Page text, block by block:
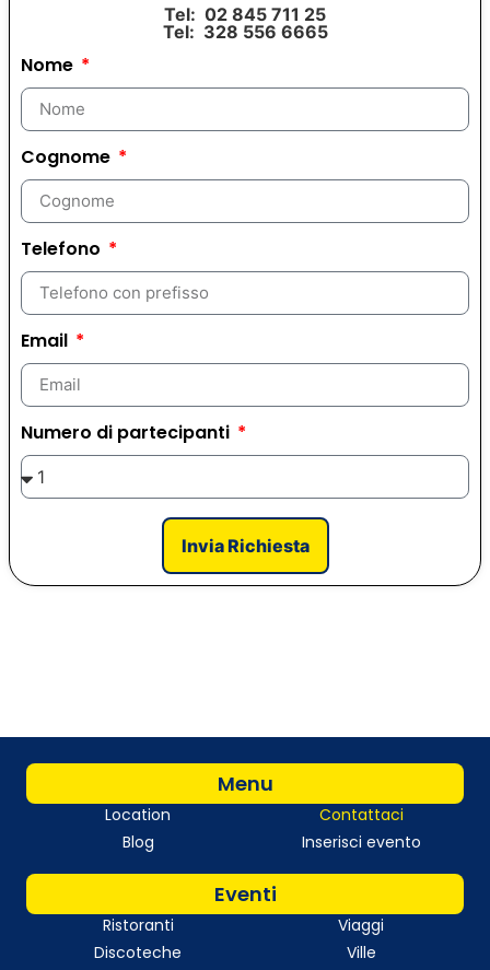
Tel: 02 845 711 25
Tel: 328 556 6665
Nome
Cognome
Telefono
Email
Numero di partecipanti
Invia Richiesta
Menu
Location
Blog
Contattaci
Inserisci evento
Eventi
Ristoranti
Discoteche
Viaggi
Ville